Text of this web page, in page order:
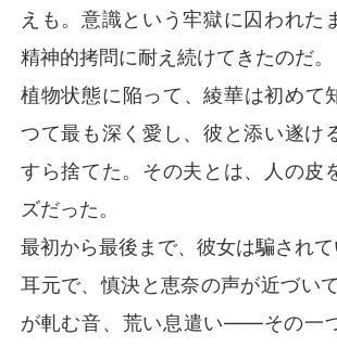
えも。意識という牢獄に囚われた
精神的拷問に耐え続けてきたのだ。
植物状態に陥って、綾華は初め
つて最も深く愛し、彼と添い遂け
すら捨てた。その夫とは、人の皮
ズだった。
最初から最後まで、彼女は騙されて
耳元で、慎決と恵奈の声が近づい
が軋む音、荒い息遣い――その一